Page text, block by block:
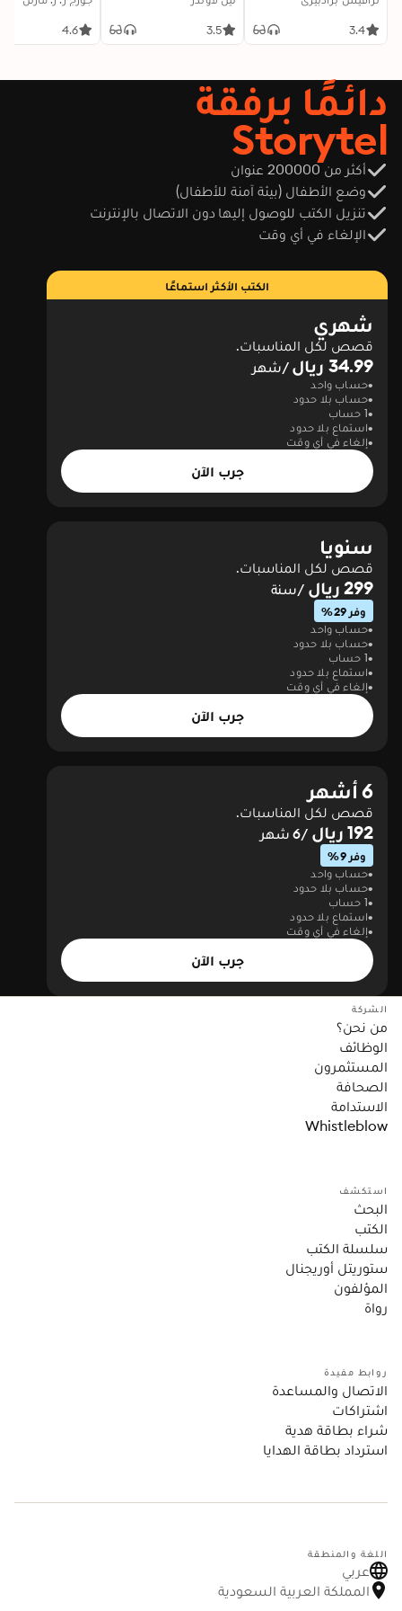
3.4
في العلاقات
3.5
4.6
دائمًا برفقة
Storytel
أكثر من 200000 عنوان
وضع الأطفال (بيئة آمنة للأطفال)
تنزيل الكتب للوصول إليها دون الاتصال بالإنترنت
الإلغاء في أي وقت
الكتب الأكثر استماعًا
شهري
قصص لكل المناسبات.
34.99 ريال /شهر
حساب واحد
حساب بلا حدود
1 حساب
استماع بلا حدود
إلغاء في أي وقت
جرب الآن
سنويا
قصص لكل المناسبات.
299 ريال /سنة
وفر 29%
حساب واحد
حساب بلا حدود
1 حساب
استماع بلا حدود
إلغاء في أي وقت
جرب الآن
6 أشهر
قصص لكل المناسبات.
192 ريال /6 شهر
وفر 9%
حساب واحد
حساب بلا حدود
1 حساب
استماع بلا حدود
إلغاء في أي وقت
جرب الآن
الشركة
من نحن؟
الوظائف
المستثمرون
الصحافة
الاستدامة
Whistleblow
استكشف
البحث
الكتب
سلسلة الكتب
ستوريتل أوريجنال
المؤلفون
رواة
روابط مفيدة
الاتصال والمساعدة
اشتراكات
شراء بطاقة هدية
استرداد بطاقة الهدايا
اللغة والمنطقة
عربي
المملكة العربية السعودية